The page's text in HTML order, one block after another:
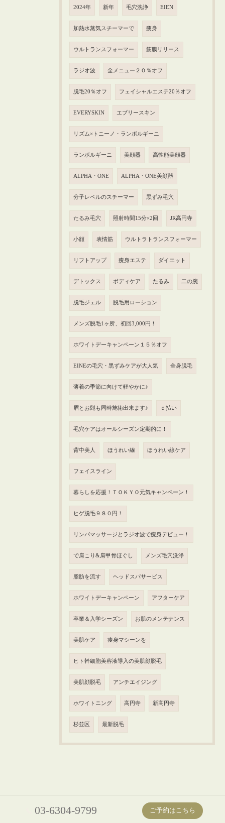
2024年 新年 毛穴洗浄 EIEN
加熱水蒸気スチーマーで 痩身
ウルトランスフォーマー 筋膜リリース
ラジオ波 全メニュー２０％オフ
脱毛20％オフ フェイシャルエステ20％オフ
EVERYSKIN エブリースキン
リズム×トニーノ・ランボルギーニ
ランボルギーニ 美顔器 高性能美顔器
ALPHA・ONE ALPHA・ONE美顔器
分子レベルのスチーマー 黒ずみ毛穴
たるみ毛穴 照射時間15分×2回 JR高円寺
小顔 表情筋 ウルトラトランスフォーマー
リフトアップ 痩身エステ ダイエット
デトックス ボディケア たるみ 二の腕
脱毛ジェル 脱毛用ローション
メンズ脱毛1ヶ所、初回3,000円！
ホワイトデーキャンペーン１５％オフ
EINEの毛穴・黒ずみケアが大人気 全身脱毛
薄着の季節に向けて軽やかに♪
眉とお髭も同時施術出来ます♪ ｄ払い
毛穴ケアはオールシーズン定期的に！
背中美人 ほうれい線 ほうれい線ケア
フェイスライン
暮らしを応援！ＴＯＫＹＯ元気キャンペーン！
ヒゲ脱毛９８０円！
リンパマッサージとラジオ波で痩身デビュー！
で肩こり&肩甲骨ほぐし メンズ毛穴洗浄
脂肪を流す ヘッドスパサービス
ホワイトデーキャンペーン アフターケア
卒業＆入学シーズン お肌のメンテナンス
美肌ケア 痩身マシーンを
ヒト幹細胞美容液導入の美肌顔脱毛
美肌顔脱毛 アンチエイジング
ホワイトニング 高円寺 新高円寺
杉並区 最新脱毛
03-6304-9799 ご予約はこちら